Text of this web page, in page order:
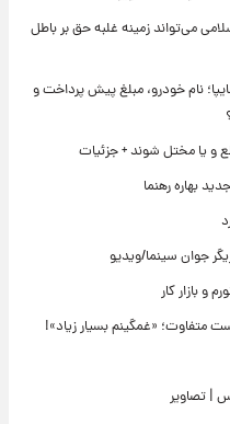
می‌تواند زمینه غلبه حق بر باطل
نام خودرو، مبلغ پیش پرداخت و
و یا مختل شوند + جزئیات
بهاره رهنما
جوان سینما/ویدیو
و بازار کار
متفاوت؛ «غمگینم بسیار زیاد»!
| تصاویر